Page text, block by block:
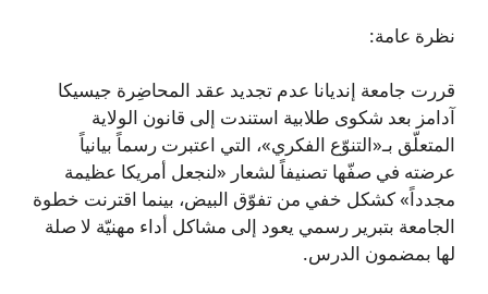
نظرة عامة:
قررت جامعة إنديانا عدم تجديد عقد المحاضِرة جيسيكا
آدامز بعد شكوى طلابية استندت إلى قانون الولاية
المتعلّق بـ«التنوّع الفكري»، التي اعتبرت رسماً بيانياً
عرضته في صفّها تصنيفاً لشعار «لنجعل أمريكا عظيمة
مجدداً» كشكل خفي من تفوّق البيض، بينما اقترنت خطوة
الجامعة بتبرير رسمي يعود إلى مشاكل أداء مهنيّة لا صلة
لها بمضمون الدرس.